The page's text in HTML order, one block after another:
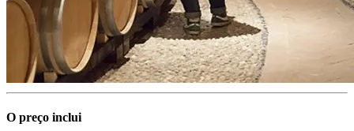
O preço inclui